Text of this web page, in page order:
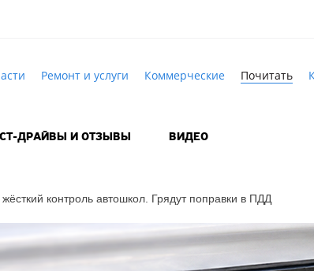
Ремонт и услуги Коммерческие Почитать
ДРАЙВЫ И ОТЗЫВЫ ВИДЕО
контроль автошкол. Грядут поправки в ПДД